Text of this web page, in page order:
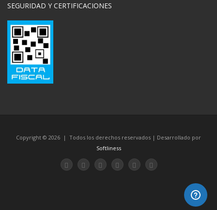
SEGURIDAD Y CERTIFICACIONES
Copyright © 2026 | Todos los derechos reservados | Desarrollado por
Softliness